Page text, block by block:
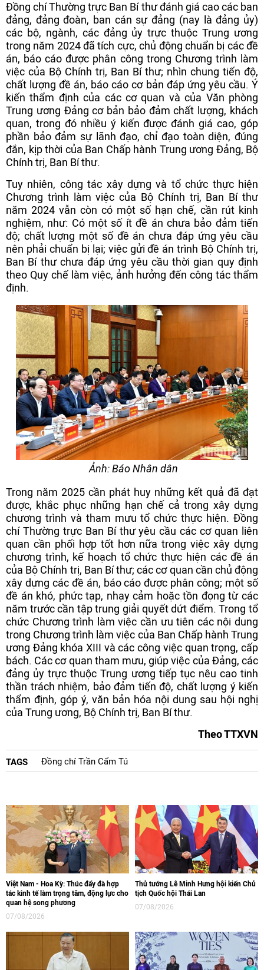
Đồng chí Thường trực Ban Bí thư đánh giá cao các ban
đảng, đảng đoàn, ban cán sự đảng (nay là đảng ủy)
các bộ, ngành, các đảng ủy trực thuộc Trung ương
trong năm 2024 đã tích cực, chủ động chuẩn bị các đề
án, báo cáo được phân công trong Chương trình làm
việc của Bộ Chính trị, Ban Bí thư; nhìn chung tiến độ,
chất lượng đề án, báo cáo cơ bản đáp ứng yêu cầu. Ý
kiến thẩm định của các cơ quan và của Văn phòng
Trung ương Đảng cơ bản bảo đảm chất lượng, khách
quan, trong đó nhiều ý kiến được đánh giá cao, góp
phần bảo đảm sự lãnh đạo, chỉ đạo toàn diện, đúng
đắn, kịp thời của Ban Chấp hành Trung ương Đảng, Bộ
Chính trị, Ban Bí thư.
Tuy nhiên, công tác xây dựng và tổ chức thực hiện
Chương trình làm việc của Bộ Chính trị, Ban Bí thư
năm 2024 vẫn còn có một số hạn chế, cần rút kinh
nghiệm, như: Có một số ít đề án chưa bảo đảm tiến
độ; chất lượng một số đề án chưa đáp ứng yêu cầu
nên phải chuẩn bị lại; việc gửi đề án trình Bộ Chính trị,
Ban Bí thư chưa đáp ứng yêu cầu thời gian quy định
theo Quy chế làm việc, ảnh hưởng đến công tác thẩm
định.
Ảnh: Báo Nhân dân
Trong năm 2025 cần phát huy những kết quả đã đạt
được, khắc phục những hạn chế cả trong xây dựng
chương trình và tham mưu tổ chức thực hiện. Đồng
chí Thường trực Ban Bí thư yêu cầu các cơ quan liên
quan cần phối hợp tốt hơn nữa trong việc xây dựng
chương trình, kế hoạch tổ chức thực hiện các đề án
của Bộ Chính trị, Ban Bí thư; các cơ quan cần chủ động
xây dựng các đề án, báo cáo được phân công; một số
đề án khó, phức tạp, nhạy cảm hoặc tồn đọng từ các
năm trước cần tập trung giải quyết dứt điểm. Trong tổ
chức Chương trình làm việc cần ưu tiên các nội dung
trong Chương trình làm việc của Ban Chấp hành Trung
ương Đảng khóa XIII và các công việc quan trọng, cấp
bách. Các cơ quan tham mưu, giúp việc của Đảng, các
đảng ủy trực thuộc Trung ương tiếp tục nêu cao tinh
thần trách nhiệm, bảo đảm tiến độ, chất lượng ý kiến
thẩm định, góp ý, văn bản hóa nội dung sau hội nghị
của Trung ương, Bộ Chính trị, Ban Bí thư.
Theo TTXVN
TAGS Đồng chí Trần Cẩm Tú
Việt Nam - Hoa Kỳ: Thúc đẩy đà hợp
tác kinh tế làm trọng tâm, động lực cho
quan hệ song phương
07/08/2026
Thủ tướng Lê Minh Hưng hội kiến Chủ
tịch Quốc hội Thái Lan
07/08/2026